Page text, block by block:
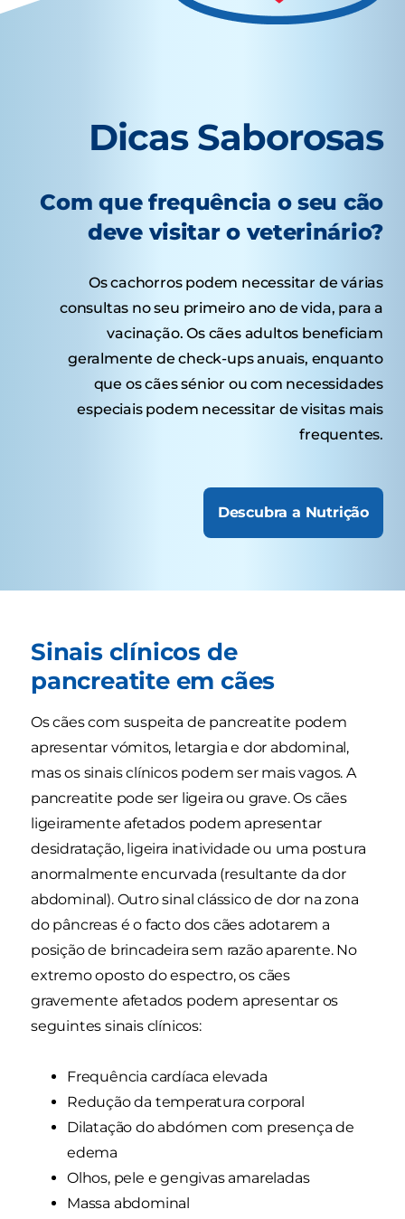
Dicas Saborosas
Com que frequência o seu cão
deve visitar o veterinário?
Os cachorros podem necessitar de várias
consultas no seu primeiro ano de vida, para a
vacinação. Os cães adultos beneficiam
geralmente de check-ups anuais, enquanto
que os cães sénior ou com necessidades
especiais podem necessitar de visitas mais
frequentes.
Descubra a Nutrição
Sinais clínicos de
pancreatite em cães
Os cães com suspeita de pancreatite podem
apresentar vómitos, letargia e dor abdominal,
mas os sinais clínicos podem ser mais vagos. A
pancreatite pode ser ligeira ou grave. Os cães
ligeiramente afetados podem apresentar
desidratação, ligeira inatividade ou uma postura
anormalmente encurvada (resultante da dor
abdominal). Outro sinal clássico de dor na zona
do pâncreas é o facto dos cães adotarem a
posição de brincadeira sem razão aparente. No
extremo oposto do espectro, os cães
gravemente afetados podem apresentar os
seguintes sinais clínicos:
Frequência cardíaca elevada
Redução da temperatura corporal
Dilatação do abdómen com presença de
edema
Olhos, pele e gengivas amareladas
Massa abdominal